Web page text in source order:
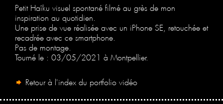
Petit Haîku visuel spontané filmé au grès de mon
inspiration au quotidien.
Une prise de vue réalisée avec un iPhone SE, retouchée et
recadrée avec ce smartphone.
Pas de montage.
Tourné le : 03/05/2021 à Montpellier.
Retour à l'index du portfolio vidéo